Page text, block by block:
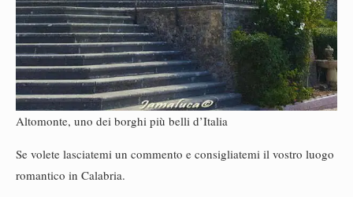
Altomonte, uno dei borghi più belli d’Italia
Se volete lasciatemi un commento e consigliatemi il vostro luogo
romantico in Calabria.